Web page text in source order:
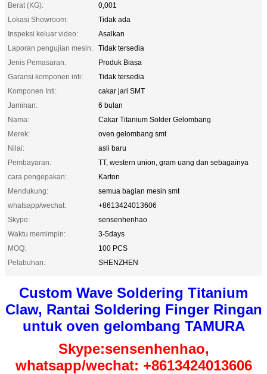
Berat (KG):
0,001
Lokasi Showroom:
Tidak ada
Inspeksi keluar video:
Asalkan
Laporan pengujian mesin:
Tidak tersedia
Jenis Pemasaran:
Produk Biasa
Garansi komponen inti:
Tidak tersedia
Komponen Inti:
cakar jari SMT
Jaminan:
6 bulan
Nama:
Cakar Titanium Solder Gelombang
Merek:
oven gelombang smt
Nilai:
asli baru
Pembayaran:
TT, western union, gram uang dan sebagainya
cara pengepakan:
Karton
Mendukung:
semua bagian mesin smt
whatsapp/wechat:
+8613424013606
Skype:
sensenhenhao
Waktu memimpin:
3-5days
MOQ:
100 PCS
Pelabuhan:
SHENZHEN
Custom Wave Soldering Titanium
Claw, Rantai Soldering Finger Ringan
untuk oven gelombang TAMURA
Skype:sensenhenhao,
whatsapp/wechat: +8613424013606